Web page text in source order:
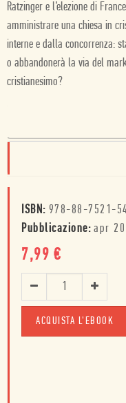
Ratzinger e l’elezione di
amministrare una chiesa in
interne e dalla concorrenza:
o abbandonerà la via del
cristianesimo?
ISBN: 978-88-7521-
Pubblicazione: apr
7,99 €
ACQUISTA L'EBOOK